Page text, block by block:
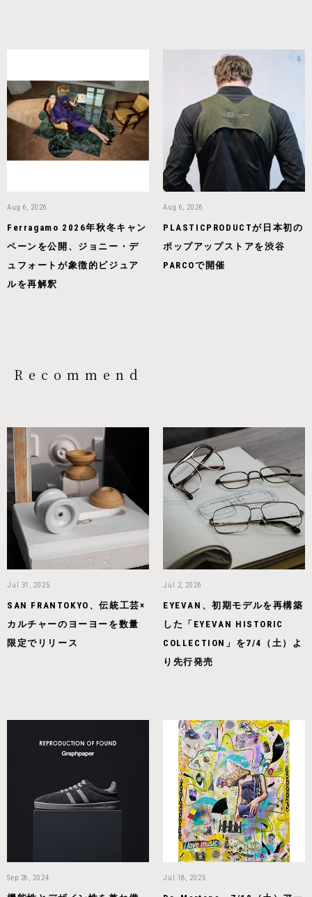
Aug 6, 2026
Ferragamo 2026年秋冬キャン
ペーンを公開、ジョニー・デ
ュフォートが象徴的ビジュア
ルを再解釈
Aug 6, 2026
PLASTICPRODUCTが日本初の
ポップアップストアを渋谷
PARCOで開催
Recommend
Jul 31, 2025
SAN FRANTOKYO、伝統工芸×
カルチャーのヨーヨーを数量
限定でリリース
Jul 2, 2026
EYEVAN、初期モデルを再構築
した「EYEVAN HISTORIC
COLLECTION」を7/4（土）よ
り先行発売
Sep 26, 2024 Jul 18, 2025